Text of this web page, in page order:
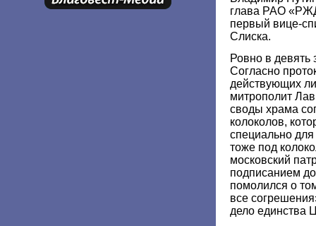
глава РАО
первый вице-
Слиска.
Ровно в девять
Согласно
действующих
митрополит
своды храма
колоколов,
специально для
тоже под
московский
подписанием
помолился о
все
дело единства